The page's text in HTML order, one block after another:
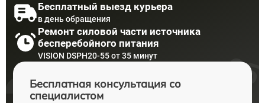
Бесплатный выезд курьера
в день обращения
Ремонт силовой части источника
бесперебойного питания
VISION DSPH20-55 от 35 минут
Бесплатная консультация со
специалистом